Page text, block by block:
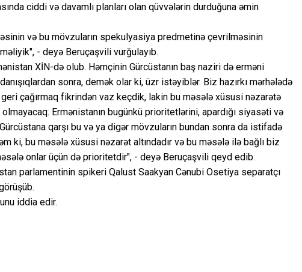
ciddi və davamlı planları olan qüvvələrin durduğuna əmin
və bu mövzuların spekulyasiya predmetinə çevrilməsinin
- deyə Beruçaşvili vurğulayıb.
XİN-də olub. Həmçinin Gürcüstanın baş naziri də erməni
sonra, demək olar ki, üzr istəyiblər. Biz hazırkı mərhələdə
çağırmaq fikrindən vaz keçdik, lakin bu məsələ xüsusi nəzarətə
Ermənistanın bugünkü prioritetlərini, apardığı siyasəti və
Gürcüstana qarşı bu və ya digər mövzuların bundan sonra da istifadə
ki, bu məsələ xüsusi nəzarət altındadır və bu məsələ ilə bağlı biz
onlar üçün də prioritetdir", - deyə Beruçaşvili qeyd edib.
parlamentinin spikeri Qalust Saakyan Cənubi Osetiya separatçı
iddia edir.